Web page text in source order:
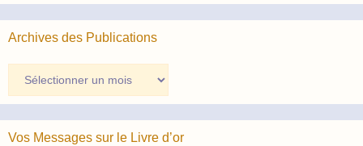
Archives des Publications
des
Publications
Vos Messages sur le Livre d’or